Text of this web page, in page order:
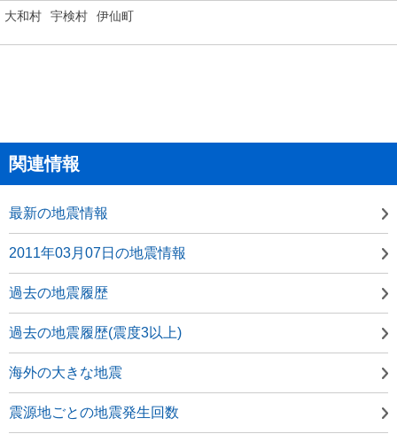
大和村 宇検村 伊仙町
関連情報
最新の地震情報
2011年03月07日の地震情報
過去の地震履歴
過去の地震履歴(震度3以上)
海外の大きな地震
震源地ごとの地震発生回数